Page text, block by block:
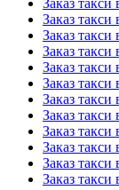
Заказ такси
Заказ
Заказ
Заказ
Заказ такси
Заказ
Заказ
Заказ
Заказ
Заказ
Заказ
Заказ такси